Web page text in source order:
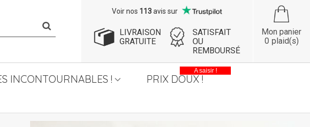
Voir nos 113avis sur
LIVRAISON
GRATUITE
SATISFAIT
OU
REMBOURSÉ
Mon panier
0 plaid(s)
INCONTOURNABLES ! PRIX DOUX !
A saisir !